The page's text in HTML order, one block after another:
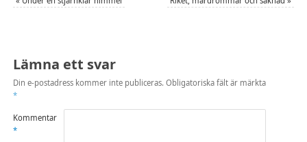
Lämna ett svar
Din e-postadress kommer inte publiceras. Obligatoriska fält är märkta
*
Kommentar
*